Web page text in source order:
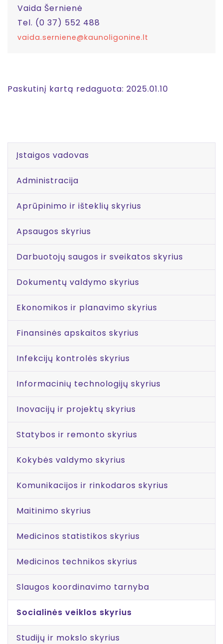
Įstaigos vadovas
Administracija
Aprūpinimo ir išteklių skyrius
Apsaugos skyrius
Darbuotojų saugos ir sveikatos skyrius
Dokumentų valdymo skyrius
Ekonomikos ir planavimo skyrius
Finansinės apskaitos skyrius
Infekcijų kontrolės skyrius
Informacinių technologijų skyrius
Inovacijų ir projektų skyrius
Statybos ir remonto skyrius
Kokybės valdymo skyrius
Komunikacijos ir rinkodaros skyrius
Maitinimo skyrius
Medicinos statistikos skyrius
Medicinos technikos skyrius
Slaugos koordinavimo tarnyba
Socialinės veiklos skyrius
Studijų ir mokslo skyrius
Vaida Šernienė
Tel. (0 37) 552 488
vaida.serniene@kaunoligonine.lt
Paskutinį kartą redaguota: 2025.01.10